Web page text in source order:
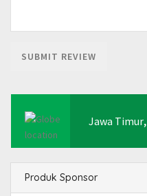
Jawa Timur,
Produk Sponsor